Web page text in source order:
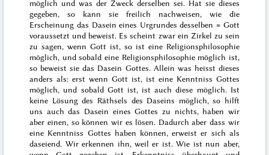
möglich und was der Zweck derselben sei. Hat sie dieses
gegeben, so kann sie freilich nachweisen, wie die
Erscheinung das Dasein eines Urgrundes desselben = Gott
voraussetzt und beweist. Es scheint zwar ein Zirkel zu sein
zu sagen,wenn Gott ist, so ist eine Religionsphilosophie
möglich, und sobald eine Religionsphilosophie möglich ist,
so beweist sie das Dasein Gottes. Allein was heisst dieses
anders als:erst wenn Gott ist, ist eine Kenntniss Gottes
möglich, und sobaldGott ist, ist auch diese möglich. Ist
keine Lösung des Räthsels des Daseins möglich, so hilft
uns auch das Dasein eines Gottes zu nichts, haben wir
aber einen, so können wir es lösen. Dadurch aber dass wir
eine Kenntniss Gottes haben können, erweist er sich als
daseiend. Wir erkennen ihn, weil er ist. Wie ist nun aber,